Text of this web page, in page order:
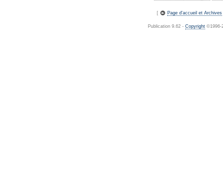
[ Page d'accueil et Archives
Publication 9.62 - Copyright©1996-